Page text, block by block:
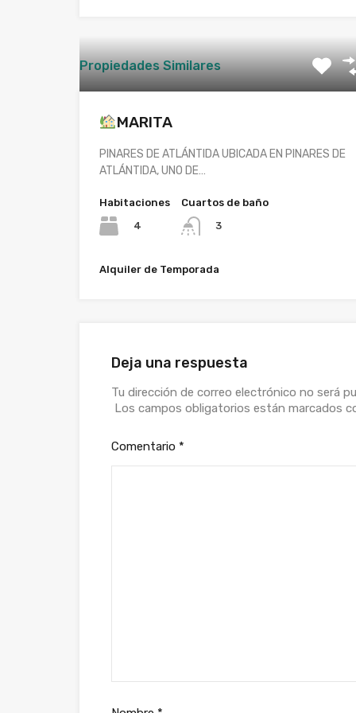
Propiedades Similares
MARITA
PINARES DE ATLÁNTIDA UBICADA EN PINARES DE
ATLÁNTIDA, UNO DE…
Habitaciones
4
Cuartos de baño
3
Alquiler de Temporada
Deja una respuesta
Tu dirección de correo electrónico no será
Los campos obligatorios están marcados
Comentario *